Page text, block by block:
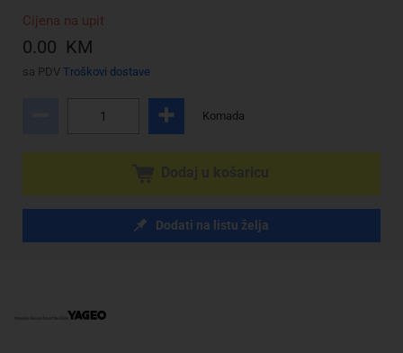
Cijena na upit
0.00 KM
sa PDV Troškovi dostave
Komada
Dodati na listu želja